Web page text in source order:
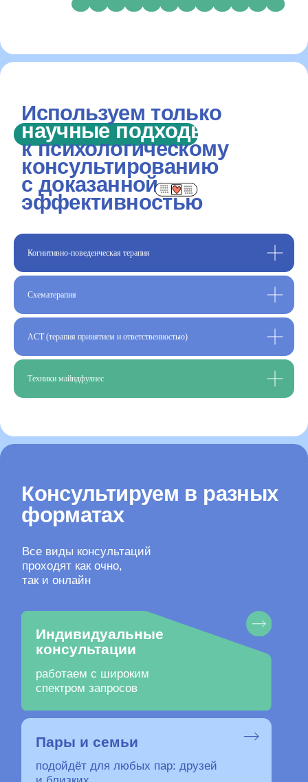
Используем только
к психологическому
консультированию
с доказанной
эффективностью
Когнитивно-поведенческая терапия
Схематерапия
ACT (терапия принятием и ответственностью)
Техники майндфулнес
Консультируем в разных
форматах
На консультациях создаем
Все виды консультаций
проходят как очно,
так и онлайн
Индивидуальные
консультации
Пары и семьи
подойдёт для любых пар: друзей
партнёров и членов семьи